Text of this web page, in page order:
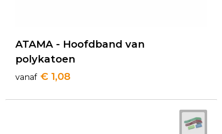
ATAMA - Hoofdband van
polykatoen
vanaf € 1,08